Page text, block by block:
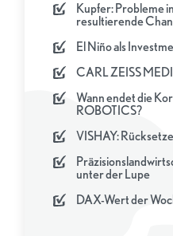
Kupfer: Probleme
resultierende
El Niño als
CARL ZEISS
Wann endet die
ROBOTICS?
VISHAY:
unter der Lupe
DAX-Wert der